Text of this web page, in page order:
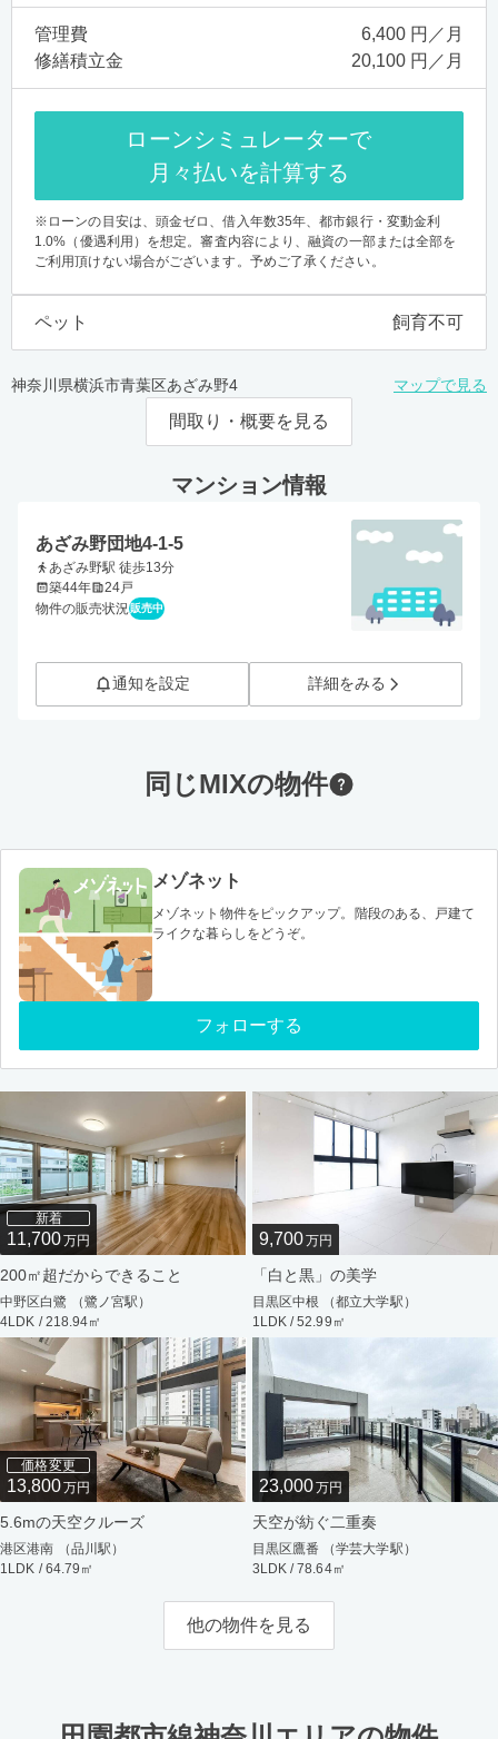
管理費
6,400 円／月
修繕積立金
20,100 円／月
ローンシミュレーターで
月々払いを計算する
※ローンの目安は、頭金ゼロ、借入年数35年、都市銀行・変動金利
1.0%（優遇利用）を想定。審査内容により、融資の一部または全部を
ご利用頂けない場合がございます。予めご了承ください。
ペット 飼育不可
神奈川県横浜市青葉区あざみ野4 マップで見る
間取り・概要を見る
マンション情報
あざみ野団地4-1-5
あざみ野駅 徒歩13分
築44年
24戸
物件の販売状況 販売中
通知を設定 詳細をみる
同じMIXの物件
メゾネット
メゾネット物件をピックアップ。階段のある、戸建て
ライクな暮らしをどうぞ。
フォローする
新着
11,700万円
200㎡超だからできること
中野区白鷺 （鷺ノ宮駅）
4LDK / 218.94㎡
9,700万円
「白と黒」の美学
目黒区中根 （都立大学駅）
1LDK / 52.99㎡
価格変更
13,800万円
5.6mの天空クルーズ
港区港南 （品川駅）
1LDK / 64.79㎡
23,000万円
天空が紡ぐ二重奏
目黒区鷹番 （学芸大学駅）
3LDK / 78.64㎡
他の物件を見る